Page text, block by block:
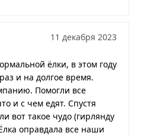
11 декабря 2023
ёлки, в этом году
и на долгое время.
Помогли все
и с чем едят. Спустя
вот такое чудо (гирлянду
оправдала все наши